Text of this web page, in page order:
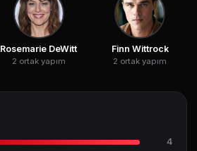
Rosemarie DeWitt
2 ortak yapım
Finn Wittrock
2 ortak yapım
4